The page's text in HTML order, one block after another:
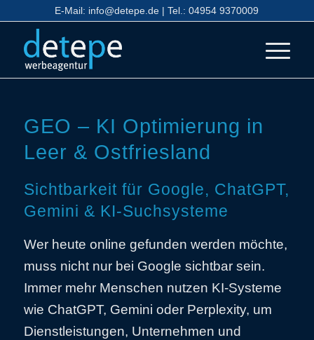
E-Mail: info@detepe.de | Tel.:04954 9370009
GEO – KI Optimierung in
Leer & Ostfriesland
Sichtbarkeit für Google, ChatGPT,
Gemini & KI-Suchsysteme
Wer heute online gefunden werden möchte,
muss nicht nur bei Google sichtbar sein.
Immer mehr Menschen nutzen KI-Systeme
wie ChatGPT, Gemini oder Perplexity, um
Dienstleistungen, Unternehmen und